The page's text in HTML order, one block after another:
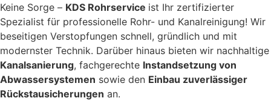
Keine Sorge – KDS Rohrservice ist Ihr zertifizierter
Spezialist für professionelle Rohr- und Kanalreinigung! Wir
beseitigen Verstopfungen schnell, gründlich und mit
modernster Technik. Darüber hinaus bieten wir nachhaltige
Kanalsanierung, fachgerechte Instandsetzung von
Abwassersystemen sowie den Einbau zuverlässiger
Rückstausicherungen an.